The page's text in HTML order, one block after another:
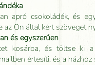
apró csokoládék, és
az Ön által kért szöveget
és egyszerűen
kosárba, és töltse ki a
értesíti, és a